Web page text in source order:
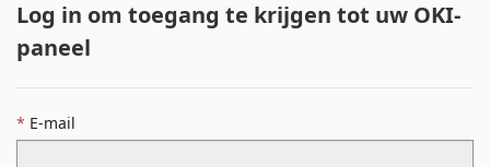
Log in om toegang te krijgen tot uw OKI-
paneel
E-mail